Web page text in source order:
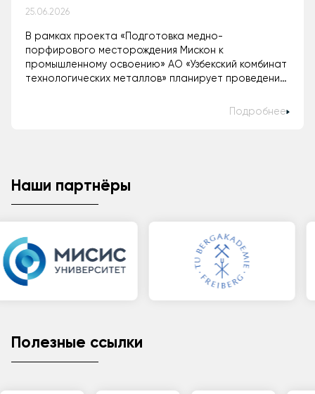
25.06.2026
В рамках проекта «Подготовка медно-
порфирового месторождения Мискон к
промышленному освоению» АО «Узбекский комбинат
технологических металлов» планирует проведение
Подробнее
Наши партнёры
Полезные ссылки